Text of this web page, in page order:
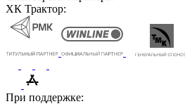
ХК Трактор:
При поддержке: